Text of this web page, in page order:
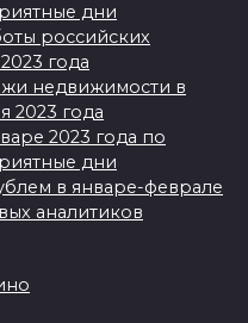
дни
российских
года
недвижимости в
2023 года
2023 года по
дни
в январе-феврале
аналитиков